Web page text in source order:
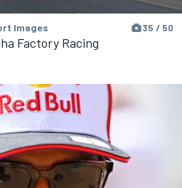
Images 35 / 50
Factory Racing